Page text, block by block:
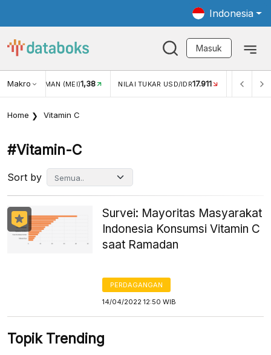
Indonesia
Masuk
MakroWISMAN (MEI)1,38 NILAI TUKAR USD/IDR17.911 INFLASI
Home Vitamin C
#vitamin-C
Sort by
Survei: Mayoritas Masyarakat
Indonesia Konsumsi Vitamin C
saat Ramadan
PERDAGANGAN
14/04/2022 12:50 WIB
Topik Trending